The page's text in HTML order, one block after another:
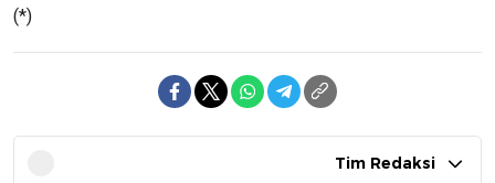
(*)
Tim Redaksi